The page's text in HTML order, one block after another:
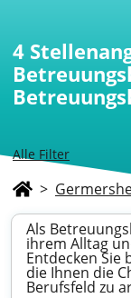
Alle Filter
4
>
Als
ihrem Alltag
Entdecken Sie
die Ihnen die
Berufsfeld zu